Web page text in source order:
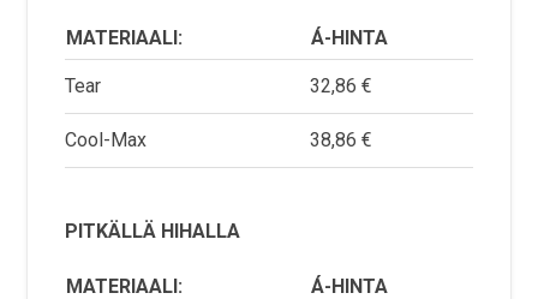
MATERIAALI: Á-HINTA
Tear 32,86 €
Cool-Max 38,86 €
PITKÄLLÄ HIHALLA
MATERIAALI: Á-HINTA